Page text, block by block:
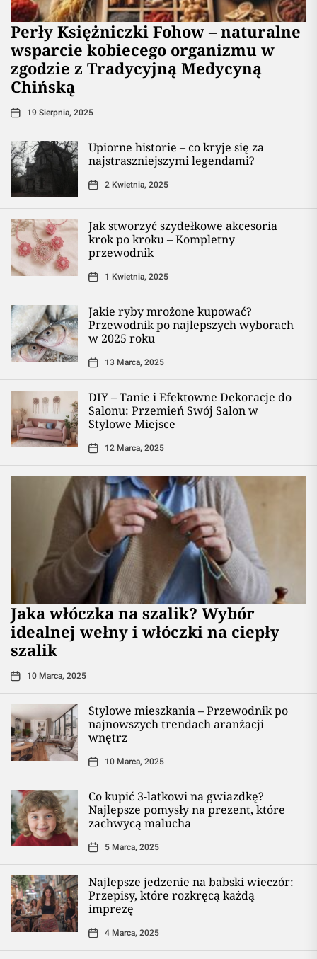
Perły Księżniczki Fohow – naturalne
wsparcie kobiecego organizmu w
zgodzie z Tradycyjną Medycyną
Chińską
19 Sierpnia, 2025
Upiorne historie – co kryje się za
najstraszniejszymi legendami?
2 Kwietnia, 2025
Jak stworzyć szydełkowe akcesoria
krok po kroku – Kompletny
przewodnik
1 Kwietnia, 2025
Jakie ryby mrożone kupować?
Przewodnik po najlepszych wyborach
w 2025 roku
13 Marca, 2025
DIY – Tanie i Efektowne Dekoracje do
Salonu: Przemień Swój Salon w
Stylowe Miejsce
12 Marca, 2025
Jaka włóczka na szalik? Wybór
idealnej wełny i włóczki na ciepły
szalik
10 Marca, 2025
Stylowe mieszkania – Przewodnik po
najnowszych trendach aranżacji
wnętrz
10 Marca, 2025
Co kupić 3-latkowi na gwiazdkę?
Najlepsze pomysły na prezent, które
zachwycą malucha
5 Marca, 2025
Najlepsze jedzenie na babski wieczór:
Przepisy, które rozkręcą każdą
imprezę
4 Marca, 2025